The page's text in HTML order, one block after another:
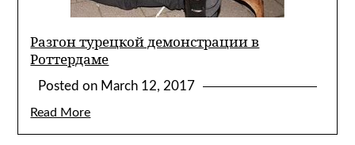
Разгон турецкой демонстрации в
Роттердаме
Posted on March 12, 2017
Read More